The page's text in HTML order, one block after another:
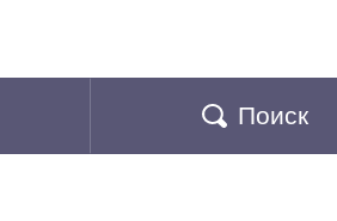
Поиск